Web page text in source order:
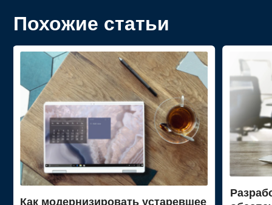
Похожие статьи
Как модернизировать устаревшее